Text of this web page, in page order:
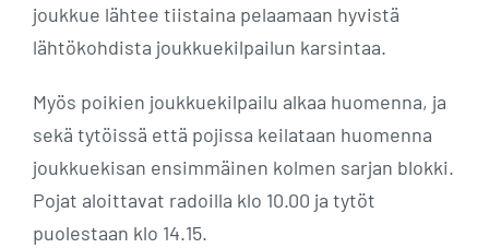
joukkue lähtee tiistaina pelaamaan hyvistä
lähtökohdista joukkuekilpailun karsintaa.
Myös poikien joukkuekilpailu alkaa huomenna, ja
sekä tytöissä että pojissa keilataan huomenna
joukkuekisan ensimmäinen kolmen sarjan blokki.
Pojat aloittavat radoilla klo 10.00 ja tytöt
puolestaan klo 14.15.